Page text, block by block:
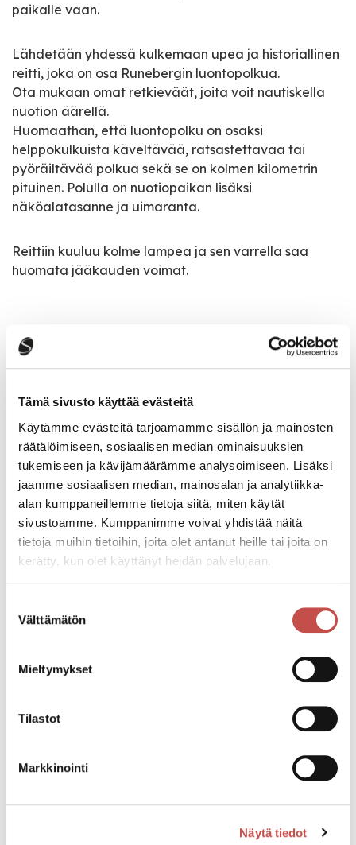
Tämä sivusto käyttää evästeitä
Käytämme evästeitä tarjoamamme sisällön ja mainosten
räätälöimiseen, sosiaalisen median ominaisuuksien
tukemiseen ja kävijämäärämme analysoimiseen. Lisäksi
jaamme sosiaalisen median, mainosalan ja analytiikka-
alan kumppaneillemme tietoja siitä, miten käytät
sivustoamme. Kumppanimme voivat yhdistää näitä
tietoja muihin tietoihin, joita olet antanut heille tai joita on
kerätty, kun olet käyttänyt heidän palvelujaan.
valinta
Välttämätön
Mieltymykset
Tilastot
Markkinointi
Näytä tiedot
paikalle vaan.
Lähdetään yhdessä kulkemaan upea ja historiallinen
reitti, joka on osa Runebergin luontopolkua.
Ota mukaan omat retkieväät, joita voit nautiskella
nuotion äärellä.
Huomaathan, että luontopolku on osaksi
helppokulkuista käveltävää, ratsastettavaa tai
pyöräiltävää polkua sekä se on kolmen kilometrin
pituinen. Polulla on nuotiopaikan lisäksi
näköalatasanne ja uimaranta.
Reittiin kuuluu kolme lampea ja sen varrella saa
huomata jääkauden voimat.
Tapahtumatiedot
Tapahtuman järjestäjä
Saarijärven maa- ja kotitalousnaiset
Tapahtumapaikka
Kokkolantie 886, 43250 Kolkanlahti
Voit kulkea matkan nuotiopaikalle oman porukan
kanssa, yksin tai yhdessä Saarijärven maa- ja
kotitalousnaisten kanssa.
Jaa tapahtuma:
Twitter
Linkedin